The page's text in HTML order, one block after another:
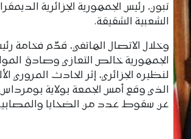
تبون، رئيس الجمهورية الجزائرية
الشعبية الشقيقة.
وخلال الاتصال الهاتفي، قدّم فخامة
الجمهورية خالص التعازي وصادق
لنظيره الجزائري، إثر الحادث المروري
الذي وقع أمس الجمعة بولاية
عن سقوط عدد من الضحايا